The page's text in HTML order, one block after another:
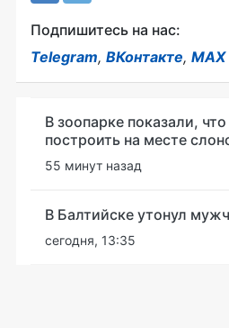
Подпишитесь на нас:
Telegram, ВКонтакте, MAX
В зоопарке показали,
построить на месте
55 минут назад
В Балтийске утонул
сегодня, 13:35